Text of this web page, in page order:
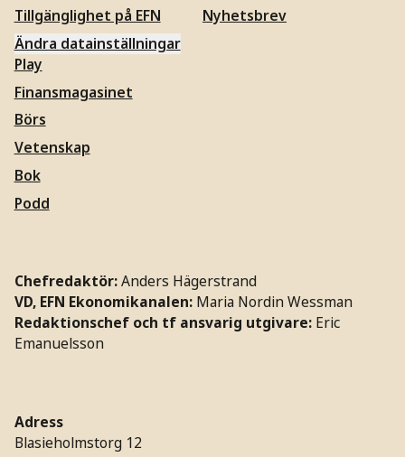
Tillgänglighet på EFN
Ändra datainställningar
Nyhetsbrev
Play
Finansmagasinet
Börs
Vetenskap
Bok
Podd
Chefredaktör:Anders Hägerstrand
VD, EFN Ekonomikanalen: Maria Nordin Wessman
Redaktionschef och tf ansvarig utgivare: Eric
Emanuelsson
Adress
Blasieholmstorg 12